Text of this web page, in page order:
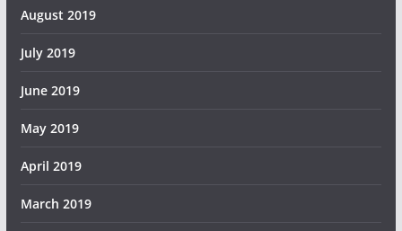
August 2019
July 2019
June 2019
May 2019
April 2019
March 2019